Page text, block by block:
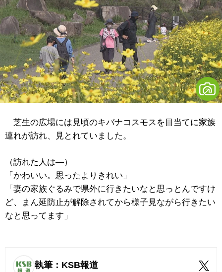
芝生の広場には見頃のキバナコスモスを目当てに家族
連れが訪れ、見とれていました。
（訪れた人は―）
「かわいい。思ったよりきれい」
「妻の家族ぐるみで県外に行きたいなと思っとんですけ
ど、まん延防止が解除されてから様子見ながら行きたい
なと思ってます」
執筆：KSB報道